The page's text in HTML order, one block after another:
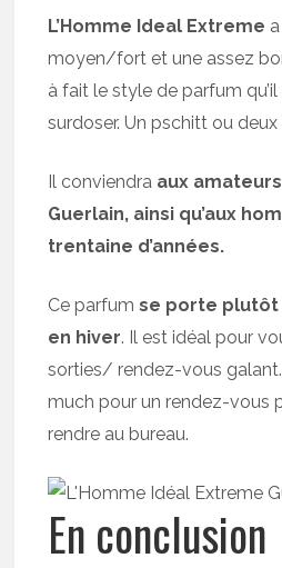
L’Homme Ideal Extreme
moyen/fort et une assez
à fait le style de parfum
surdoser. Un pschitt ou deux
Il conviendra aux
Guerlain, ainsi qu’aux
trentaine d’années.
Ce parfumse porte plutôt
en hiver. Il est idéal pour
sorties/ rendez-vous
much pour un rendez-vous
rendre au bureau.
En conclusion